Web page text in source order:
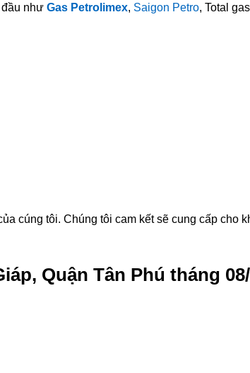
đầu nhưGas Petrolimex, Saigon Petro, Total
cúng tôi. Chúng tôi cam kết sẽ cung cấp cho
Quận Tân Phú tháng